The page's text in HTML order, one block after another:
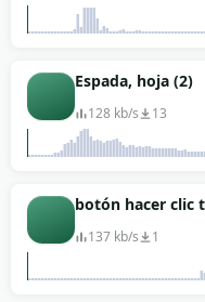
Espada, hoja (2)
128 kb/s 13
botón hacer clic
137 kb/s 1